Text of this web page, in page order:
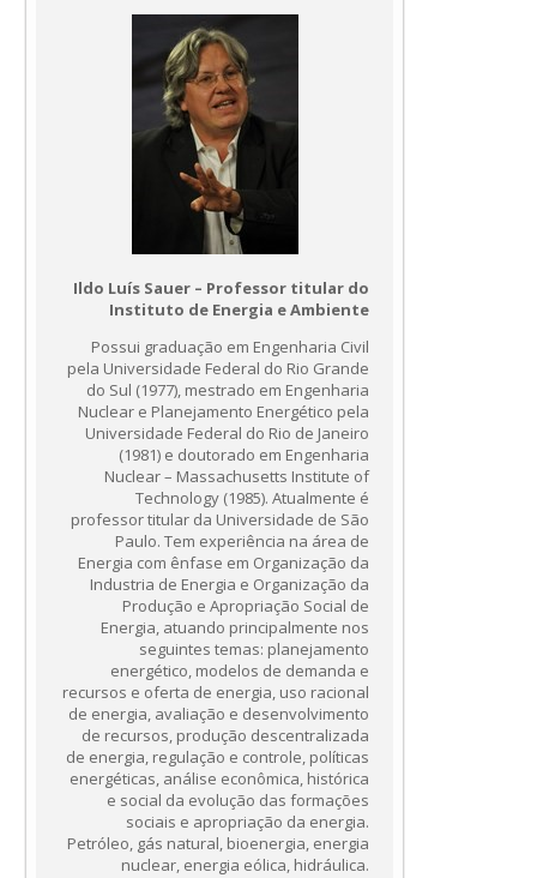
Ildo Luís Sauer – Professor titular do
Instituto de Energia e Ambiente
Possui graduação em Engenharia Civil
pela Universidade Federal do Rio Grande
do Sul (1977), mestrado em Engenharia
Nuclear e Planejamento Energético pela
Universidade Federal do Rio de Janeiro
(1981) e doutorado em Engenharia
Nuclear – Massachusetts Institute of
Technology (1985). Atualmente é
professor titular da Universidade de São
Paulo. Tem experiência na área de
Energia com ênfase em Organização da
Industria de Energia e Organização da
Produção e Apropriação Social de
Energia, atuando principalmente nos
seguintes temas: planejamento
energético, modelos de demanda e
recursos e oferta de energia, uso racional
de energia, avaliação e desenvolvimento
de recursos, produção descentralizada
de energia, regulação e controle, políticas
energéticas, análise econômica, histórica
e social da evolução das formações
sociais e apropriação da energia.
Petróleo, gás natural, bioenergia, energia
nuclear, energia eólica, hidráulica.